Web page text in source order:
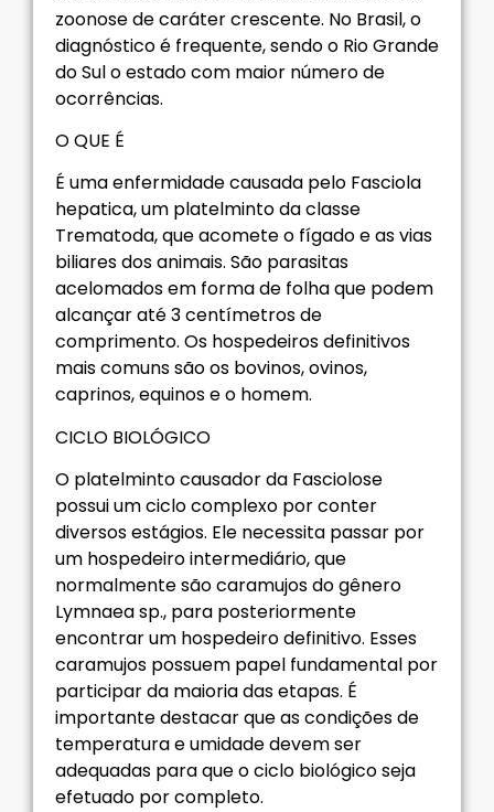
zoonose de caráter crescente. No Brasil, o
diagnóstico é frequente, sendo o Rio Grande
do Sul o estado com maior número de
ocorrências.
O QUE É
É uma enfermidade causada pelo Fasciola
hepatica, um platelminto da classe
Trematoda, que acomete o fígado e as vias
biliares dos animais. São parasitas
acelomados em forma de folha que podem
alcançar até 3 centímetros de
comprimento. Os hospedeiros definitivos
mais comuns são os bovinos, ovinos,
caprinos, equinos e o homem.
CICLO BIOLÓGICO
O platelminto causador da Fasciolose
possui um ciclo complexo por conter
diversos estágios. Ele necessita passar por
um hospedeiro intermediário, que
normalmente são caramujos do gênero
Lymnaea sp., para posteriormente
encontrar um hospedeiro definitivo. Esses
caramujos possuem papel fundamental por
participar da maioria das etapas. É
importante destacar que as condições de
temperatura e umidade devem ser
adequadas para que o ciclo biológico seja
efetuado por completo.